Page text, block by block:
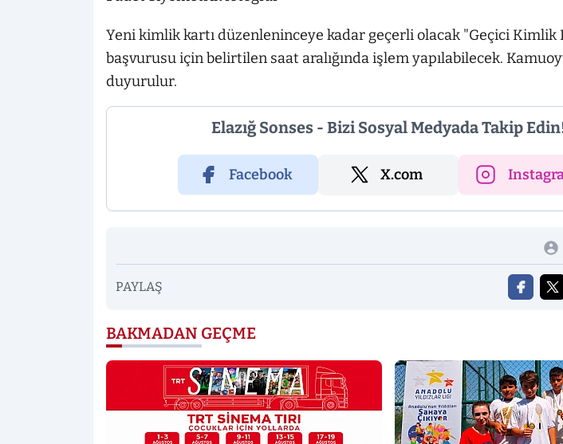
Yeni kimlik kartı düzenleninceye kadar geçerli olacak "Geçici Kimlik
başvurusu için belirtilen saat aralığında işlem yapılabilecek.
duyurulur.
Elazığ Sonses - Bizi Sosyal Medyada Takip
Facebook X.com
PAYLAŞ
BAKMADAN GEÇME